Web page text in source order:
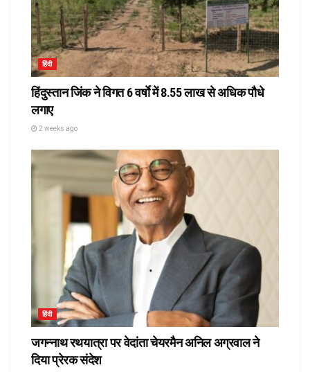
हिंदी
हिंदुस्तान जिंक ने विगत 6 वर्षाे में 8.55 लाख से अधिक पौधे
लगाए
2 weeks ago
हिंदी
जगन्नाथ रथयात्रा पर वेदांता चेयरमैन अनिल अग्रवाल ने
दिया प्रेरक संदेश